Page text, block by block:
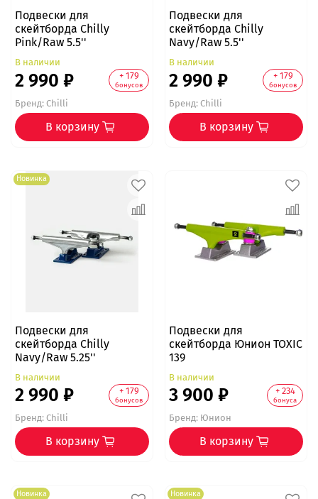
Подвески для
скейтборда Chilly
Pink/Raw 5.5''
В наличии
2 990 ₽ + 179
бонусов
Бренд:Chilli
В корзину
Подвески для
скейтборда Chilly
Navy/Raw 5.5''
В наличии
2 990 ₽ + 179
бонусов
Бренд:Chilli
В корзину
Новинка
Подвески для
скейтборда Chilly
Navy/Raw 5.25''
В наличии
2 990 ₽ + 179
бонусов
Бренд:Chilli
В корзину
Подвески для
скейтборда Юнион TOXIC
139
В наличии
3 900 ₽ + 234
бонуса
Бренд:Юнион
В корзину
Новинка Новинка